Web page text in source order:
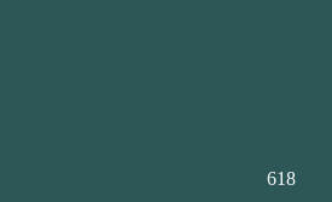
618